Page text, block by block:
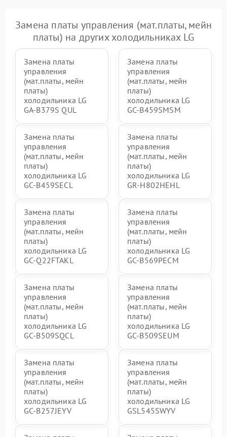
Замена платы управления (мат.платы, мейн
платы) на других холодильниках LG
Замена платы
управления
(мат.платы, мейн
платы)
холодильника LG
GA-B379S QUL
Замена платы
управления
(мат.платы, мейн
платы)
холодильника LG
GC-B459SMSM
Замена платы
управления
(мат.платы, мейн
платы)
холодильника LG
GC-B459SECL
Замена платы
управления
(мат.платы, мейн
платы)
холодильника LG
GR-H802HEHL
Замена платы
управления
(мат.платы, мейн
платы)
холодильника LG
GC-Q22FTAKL
Замена платы
управления
(мат.платы, мейн
платы)
холодильника LG
GC-B569PECM
Замена платы
управления
(мат.платы, мейн
платы)
холодильника LG
GC-B509SQCL
Замена платы
управления
(мат.платы, мейн
платы)
холодильника LG
GC-B509SEUM
Замена платы
управления
(мат.платы, мейн
платы)
холодильника LG
GC-B257JEYV
Замена платы
управления
(мат.платы, мейн
платы)
холодильника LG
GSL545SWYV